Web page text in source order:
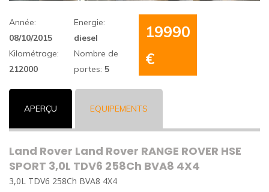
Année:
08/10/2015
Kilométrage:
212000
Energie:
diesel
Nombre de
portes: 5
19990
€
APERÇU EQUIPEMENTS
Land Rover Land Rover RANGE ROVER HSE
SPORT 3,0L TDV6 258Ch BVA8 4X4
3,0L TDV6 258Ch BVA8 4X4